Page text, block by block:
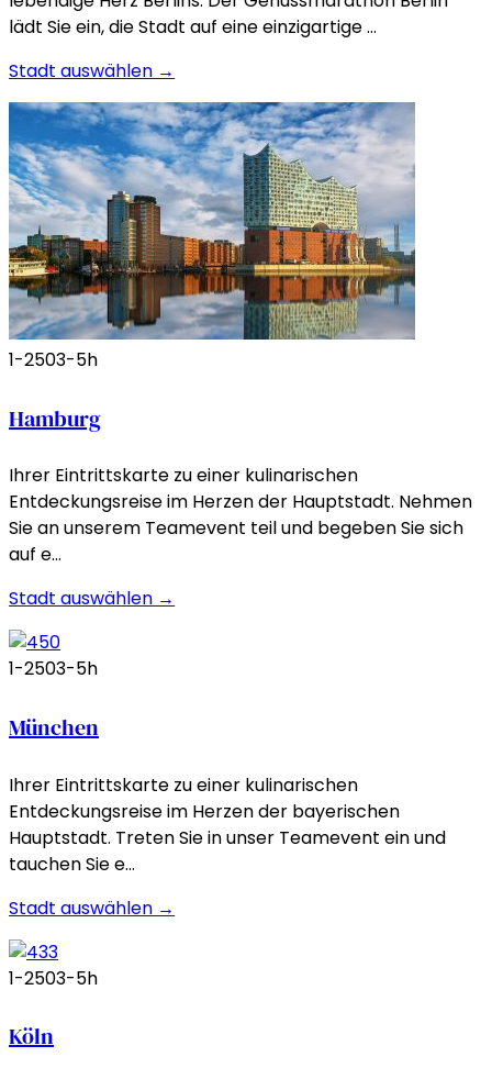
lädt Sie ein, die Stadt auf eine einzigartige …
Stadt auswählen →
1-2503-5h
Hamburg
Ihrer Eintrittskarte zu einer kulinarischen
Entdeckungsreise im Herzen der Hauptstadt. Nehmen
Sie an unserem Teamevent teil und begeben Sie sich
auf e…
Stadt auswählen →
1-2503-5h
München
Ihrer Eintrittskarte zu einer kulinarischen
Entdeckungsreise im Herzen der bayerischen
Hauptstadt. Treten Sie in unser Teamevent ein und
tauchen Sie e…
Stadt auswählen →
1-2503-5h
Köln